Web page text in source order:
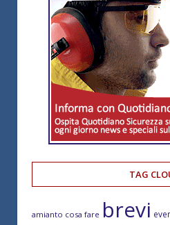
TAG
amianto cosa fare brevi